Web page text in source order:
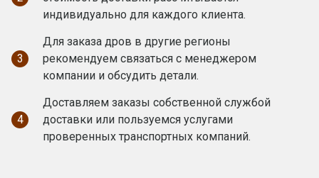
индивидуально для каждого клиента.
3
Для заказа дров в другие регионы
рекомендуем связаться с менеджером
компании и обсудить детали.
4
Доставляем заказы собственной службой
доставки или пользуемся услугами
проверенных транспортных компаний.